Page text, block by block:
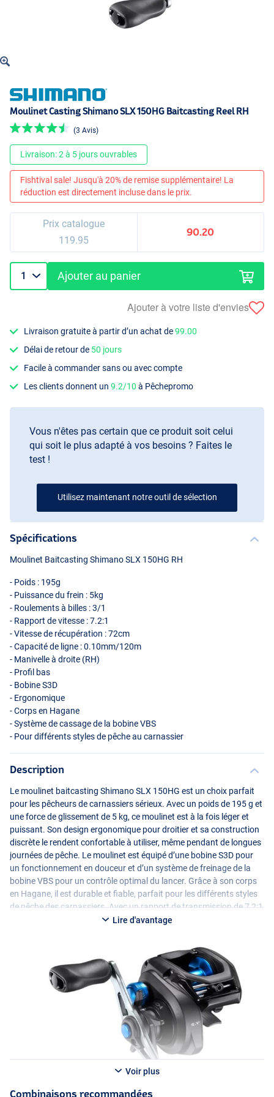
Moulinet Casting Shimano SLX 150HG Baitcasting Reel RH
(3 Avis)
Livraison: 2 à 5 jours ouvrables
Fishtival sale! Jusqu'à 20% de remise supplémentaire! La
réduction est directement incluse dans le prix.
Prix catalogue
119.95
90.20
Ajouter au panier
Ajouter à votre liste d'envies
Livraison gratuite à partir d’un achat de99.00
Délai de retour de 50 jours
Facile à commander sans ou avec compte
Les clients donnent un9.2/10 à Pêchepromo
Vous n'êtes pas certain que ce produit soit celui
qui soit le plus adapté à vos besoins ? Faites le
test !
Utilisez maintenant notre outil de sélection
Spécifications
Moulinet Baitcasting ShimanoSLX 150HG RH
- Poids : 195g
- Puissance du frein : 5kg
- Roulements à billes : 3/1
- Rapport de vitesse : 7.2:1
- Vitesse de récupération : 72cm
- Capacité de ligne : 0.10mm/120m
- Manivelle à droite (RH)
- Profil bas
- Bobine S3D
- Ergonomique
- Corps en Hagane
- Système de cassage de la bobineVBS
- Pour différents styles de pêche au carnassier
Description
Le moulinet baitcasting ShimanoSLX 150HG est un choix parfait
pour les pêcheurs de carnassiers sérieux. Avec un poids de 195 g et
une force de glissement de 5 kg, ce moulinet est à la fois léger et
puissant. Son design ergonomique pour droitier et sa construction
discrète le rendent confortable à utiliser, même pendant de longues
journées de pêche. Le moulinet est équipé d’une bobine S3D pour
un fonctionnement en douceur et d’un système de freinage de la
bobineVBS pour un contrôle optimal du lancer. Grâce à son corps
en Hagane, il est durable et fiable, parfait pour les différents styles
de pêche des carnassiers. Avec un rapport de transmission de 7,2:1
et une vitesse de récupération de 72 cm, le moulinet baitcasting
Lire d'avantage
Voir plus
Combinaisons recommandées